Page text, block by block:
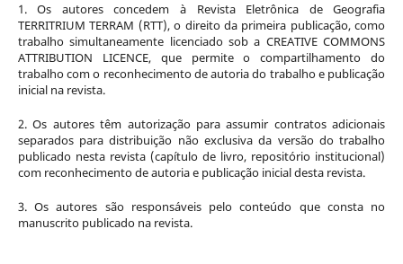
1. Os autores concedem à Revista Eletrônica de Geografia
TERRITRIUM TERRAM (RTT), o direito da primeira publicação, como
trabalho simultaneamente licenciado sob a CREATIVE COMMONS
ATTRIBUTION LICENCE, que permite o compartilhamento do
trabalho com o reconhecimento de autoria do trabalho e publicação
inicial na revista.
2. Os autores têm autorização para assumir contratos adicionais
separados para distribuição não exclusiva da versão do trabalho
publicado nesta revista (capítulo de livro, repositório institucional)
com reconhecimento de autoria e publicação inicial desta revista.
3. Os autores são responsáveis pelo conteúdo que consta no
manuscrito publicado na revista.